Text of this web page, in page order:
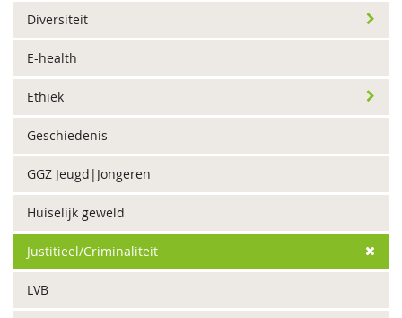
Diversiteit
E-health
Ethiek
Geschiedenis
GGZ Jeugd|Jongeren
Huiselijk geweld
Justitieel/Criminaliteit
LVB